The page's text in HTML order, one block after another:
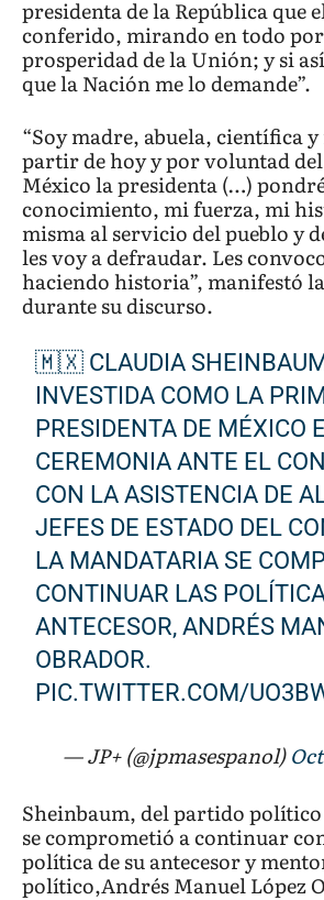
presidenta de la República que
conferido, mirando en todo
prosperidad de la Unión; y si
que la Nación me lo demande”.
“Soy madre, abuela, científica
partir de hoy y por voluntad
México la presidenta (…)
conocimiento, mi fuerza, mi
misma al servicio del pueblo y
les voy a defraudar. Les
haciendo historia”, manifestó
durante su discurso.
🇲🇽 CLAUDIA
INVESTIDA COMO LA
PRESIDENTA DE MÉXICO
CEREMONIA ANTE EL
CON LA ASISTENCIA DE
JEFES DE ESTADO DEL
LA MANDATARIA SE
CONTINUAR LAS
ANTECESOR, ANDRÉS
OBRADOR.
PIC.TWITTER.COM/
— JP+ (@jpmasespanol)
Sheinbaum, del partido
se comprometió a continuar
política de su antecesor y
político,Andrés Manuel López